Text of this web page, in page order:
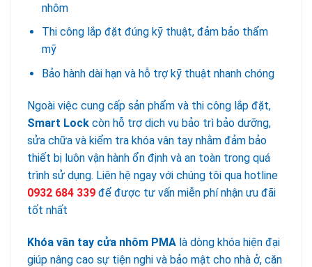
nhôm
Thi công lắp đặt đúng kỹ thuật, đảm bảo thẩm
mỹ
Bảo hành dài hạn và hỗ trợ kỹ thuật nhanh chóng
Ngoài việc cung cấp sản phẩm và thi công lắp đặt,
Smart Lock còn hỗ trợ dịch vụ bảo trì bảo dưỡng,
sửa chữa và kiểm tra khóa vân tay nhằm đảm bảo
thiết bị luôn vận hành ổn định và an toàn trong quá
trình sử dụng. Liên hệ ngay với chúng tôi qua hotline
0932 684 339 để được tư vấn miễn phí nhận ưu đãi
tốt nhất
Khóa vân tay cửa nhôm PMA là dòng khóa hiện đại
giúp nâng cao sự tiện nghi và bảo mật cho nhà ở, căn